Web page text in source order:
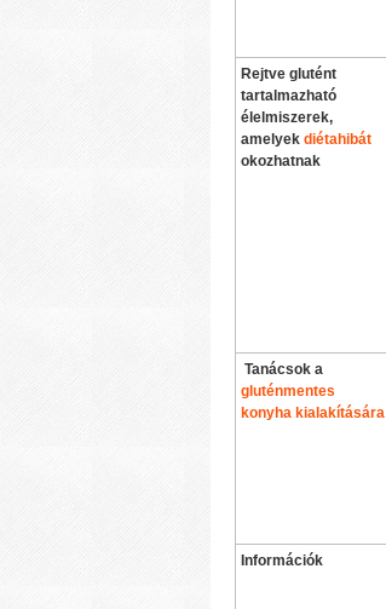
Rejtve glutént
tartalmazható
élelmiszerek,
amelyek diétahibát
okozhatnak
Tanácsok a
gluténmentes
konyha kialakítására
Információk